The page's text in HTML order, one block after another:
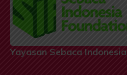
Yayasan Sebaca Indonesia